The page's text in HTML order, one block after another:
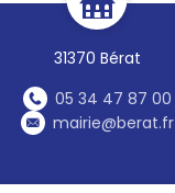
31370 Bérat
05 34 47 87 00
mairie@berat.fr